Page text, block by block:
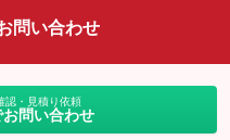
問い合わせ
認・見積り依頼
問い合わせ